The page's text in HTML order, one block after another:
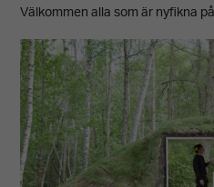
Välkommen alla som är nyfikna